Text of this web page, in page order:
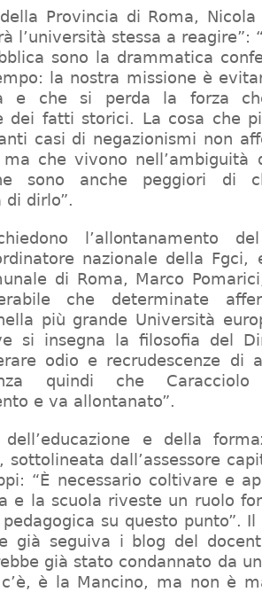
Provincia di Roma,
l’università stessa a reagire”:
sono la drammatica
la nostra missione è
e che si perda la forza
dei fatti storici. La cosa che
casi di negazionismi non
ma che vivono nell’ambiguità
sono anche peggiori di
di dirlo”.
l’allontanamento
nazionale della
di Roma, Marco
che determinate
più grande Università
si insegna la filosofia del
odio e recrudescenze di
quindi che
e va allontanato”.
dell’educazione e della
sottolineata dall’assessore
“È necessario coltivare e
e la scuola riveste un ruolo
su questo punto”.
già seguiva i blog del
già stato condannato da
è la Mancino, ma non è